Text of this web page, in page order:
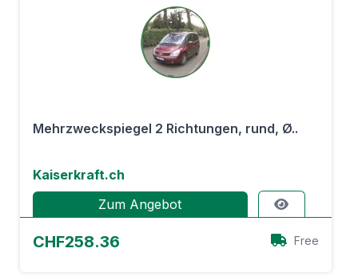
Mehrzweckspiegel 2 Richtungen, rund, Ø..
Kaiserkraft.ch
Zum Angebot
CHF258.36 Free